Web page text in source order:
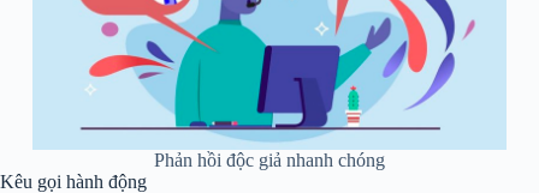
Phản hồi độc giả nhanh chóng
Kêu gọi hành động